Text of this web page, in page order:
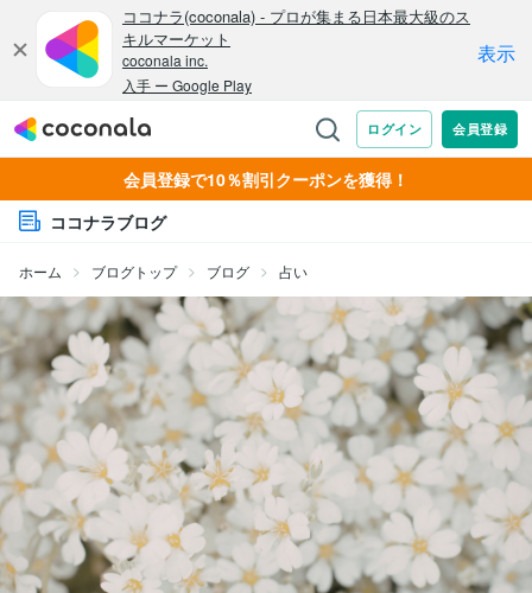
会員登録で10％割引クーポンを獲得！
ココナラブログ
ホーム ブログトップ ブログ 占い